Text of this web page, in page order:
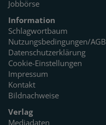
Jobbörse
Information
Schlagwortbaum
Nutzungsbedingungen/AGB
Datenschutzerklärung
Cookie-Einstellungen
Impressum
Kontakt
Bildnachweise
Verlag
Mediadaten